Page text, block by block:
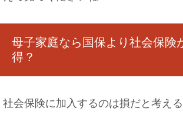
母子家庭なら国保より社会保険
得？
社会保険に加入するのは損だと考え